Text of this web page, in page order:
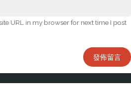
URL in my browser for next time I post